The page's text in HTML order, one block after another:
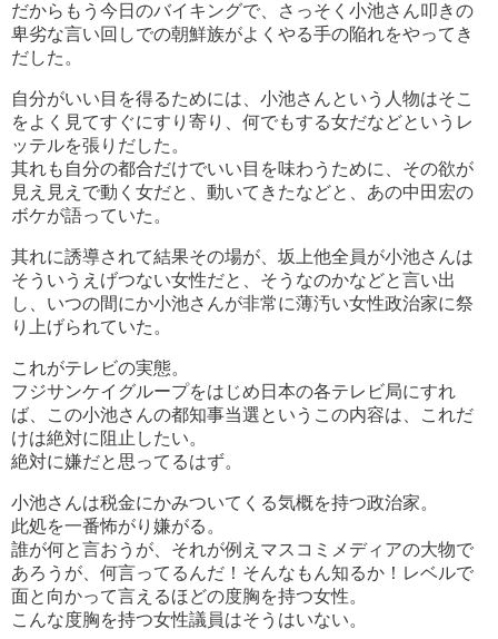
だからもう今日のバイキングで、さっそく小池さん叩きの
卑劣な言い回しでの朝鮮族がよくやる手の陥れをやってき
だした。
自分がいい目を得るためには、小池さんという人物はそこ
をよく見てすぐにすり寄り、何でもする女だなどというレ
ッテルを張りだした。
其れも自分の都合だけでいい目を味わうために、その欲が
見え見えで動く女だと、動いてきたなどと、あの中田宏の
ボケが語っていた。
其れに誘導されて結果その場が、坂上他全員が小池さんは
そういうえげつない女性だと、そうなのかなどと言い出
し、いつの間にか小池さんが非常に薄汚い女性政治家に祭
り上げられていた。
これがテレビの実態。
フジサンケイグループをはじめ日本の各テレビ局にすれ
ば、この小池さんの都知事当選というこの内容は、これだ
けは絶対に阻止したい。
絶対に嫌だと思ってるはず。
小池さんは税金にかみついてくる気概を持つ政治家。
此処を一番怖がり嫌がる。
誰が何と言おうが、それが例えマスコミメディアの大物で
あろうが、何言ってるんだ！そんなもん知るか！レベルで
面と向かって言えるほどの度胸を持つ女性。
こんな度胸を持つ女性議員はそうはいない。